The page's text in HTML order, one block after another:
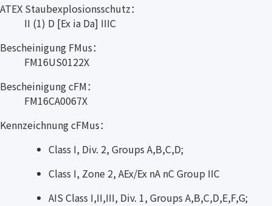
ATEX Staubexplosionsschutz：
II (1) D [Ex ia Da] IIIC
Bescheinigung FMus：
FM16US0122X
Bescheinigung cFM：
FM16CA0067X
Kennzeichnung cFMus：
Class I, Div. 2, Groups A,B,C,D;
Class I, Zone 2, AEx/Ex nA nC Group IIC
AIS Class I,II,III, Div. 1, Groups A,B,C,D,E,F,G;